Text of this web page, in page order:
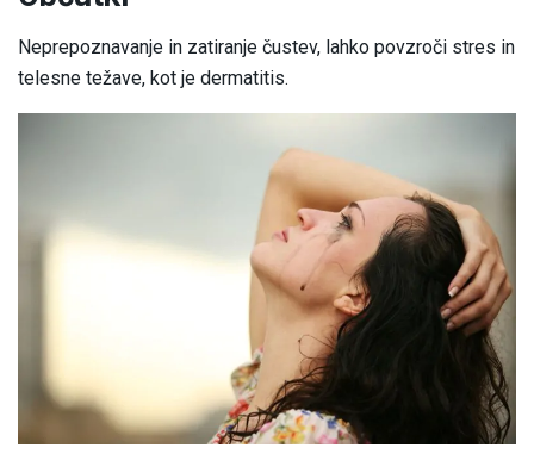
Neprepoznavanje in zatiranje čustev, lahko povzroči stres in
telesne težave, kot je dermatitis.